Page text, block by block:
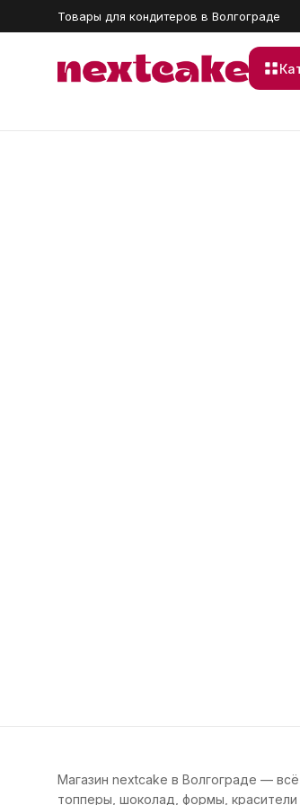
Товары для кондитеров в Волгограде
Магазин nextcake в Волгограде —
топперы, шоколад, формы,